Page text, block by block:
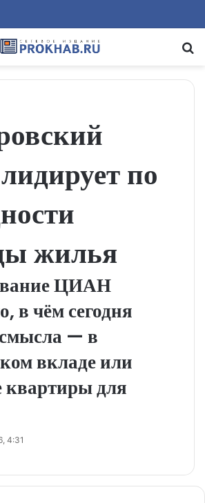
по
жилья
ЦИАН
в чём сегодня
— в
вкладе или
квартиры для
4:31